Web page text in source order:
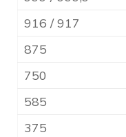
916 / 917
875
750
585
375